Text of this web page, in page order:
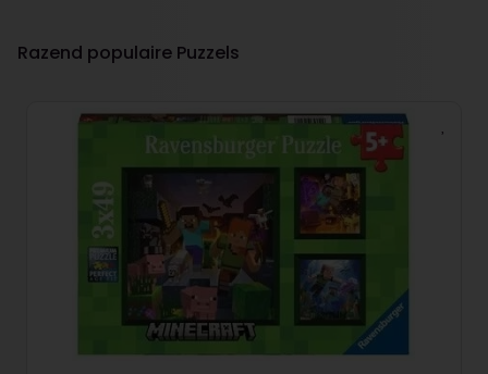
Razend populaire Puzzels